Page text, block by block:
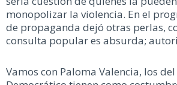
monopolizar la violencia. En el
de propaganda dejó otras perlas,
consulta popular es absurda;
Vamos con Paloma Valencia, los